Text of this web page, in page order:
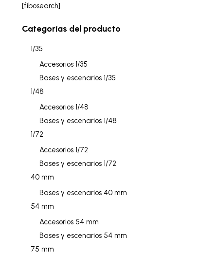
[fibosearch]
Categorías del producto
1/35
Accesorios 1/35
Bases y escenarios 1/35
1/48
Accesorios 1/48
Bases y escenarios 1/48
1/72
Accesorios 1/72
Bases y escenarios 1/72
40 mm
Bases y escenarios 40 mm
54 mm
Accesorios 54 mm
Bases y escenarios 54 mm
75 mm